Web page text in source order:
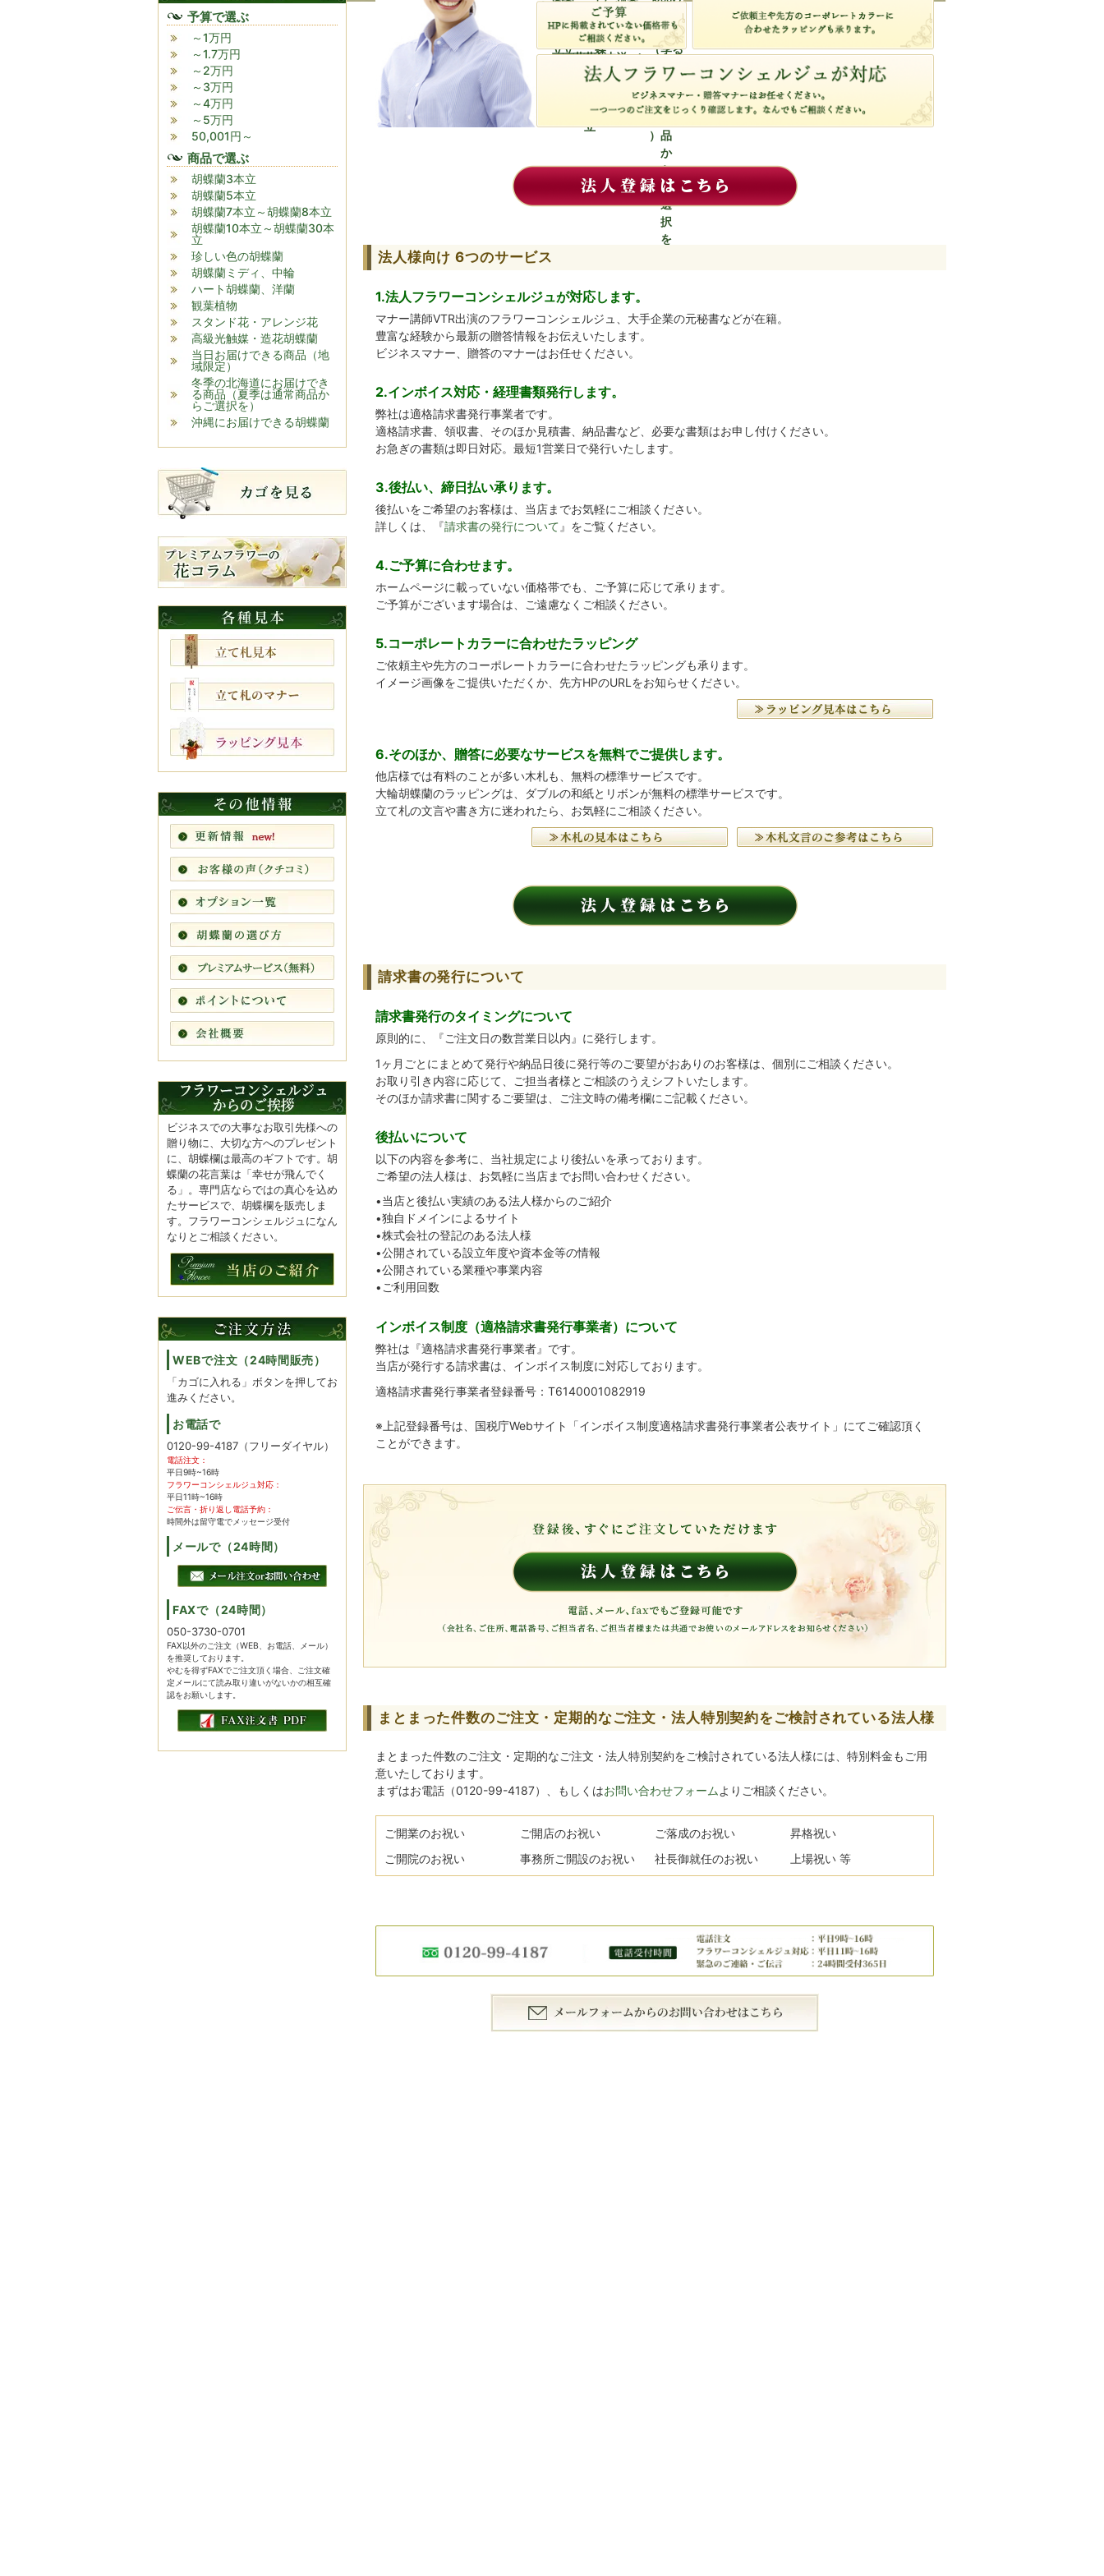
万
円
万
円
万
円
1
円
本
立
本
立
～
胡
蝶
蘭
～
胡
蝶
蘭
3
本
立
の
胡
蝶
蘭
デ
ィ
、
中
輪
蝶
蘭
、
洋
蘭
物
・
ア
レ
ン
ジ
花
品
（
地
域
限
定
）
夏
季
は
通
常
商
品
か
ら
ご
選
択
を
で
き
る
胡
蘭
法人様向け 6つのサービス
1.法人フラワーコンシェルジュが対応します。
マナー講師VTR出演のフラワーコンシェルジュ、大手企業の元秘書などが在籍。
豊富な経験から最新の贈答情報をお伝えいたします。
ビジネスマナー、贈答のマナーはお任せください。
2.インボイス対応・経理書類発行します。
弊社は適格請求書発行事業者です。
適格請求書、領収書、そのほか見積書、納品書など、必要な書類はお申し付けください。
お急ぎの書類は即日対応。最短1営業日で発行いたします。
3.後払い、締日払い承ります。
後払いをご希望のお客様は、当店までお気軽にご相談ください。
詳しくは、『請求書の発行について 』をご覧ください。
4.ご予算に合わせます。
ホームページに載っていない価格帯でも、ご予算に応じて承ります。
ご予算がございます場合は、ご遠慮なくご相談ください。
5.コーポレートカラーに合わせたラッピング
ご依頼主や先方のコーポレートカラーに合わせたラッピングも承ります。
イメージ画像をご提供いただくか、先方HPのURLをお知らせください。
6.そのほか、贈答に必要なサービスを無料でご提供します。
他店様では有料のことが多い木札も、無料の標準サービスです。
大輪胡蝶蘭のラッピングは、ダブルの和紙とリボンが無料の標準サービスです。
立て札の文言や書き方に迷われたら、お気軽にご相談ください。
請求書の発行について
請求書発行のタイミングについて
原則的に、『ご注文日の数営業日以内』に発行します。
1ヶ月ごとにまとめて発行や納品日後に発行等のご要望がおありのお客様は、個別にご相談ください。
お取り引き内容に応じて、ご担当者様とご相談のうえシフトいたします。
そのほか請求書に関するご要望は、ご注文時の備考欄にご記載ください。
後払いについて
以下の内容を参考に、当社規定により後払いを承っております。
ご希望の法人様は、お気軽に当店までお問い合わせください。
•当店と後払い実績のある法人様からのご紹介
•独自ドメインによるサイト
•株式会社の登記のある法人様
•公開されている設立年度や資本金等の情報
•公開されている業種や事業内容
•ご利用回数
インボイス制度（適格請求書発行事業者）について
弊社は『適格請求書発行事業者』です。
当店が発行する請求書は、インボイス制度に対応しております。
適格請求書発行事業者登録番号：T6140001082919
※上記登録番号は、国税庁Webサイト「インボイス制度適格請求書発行事業者公表サイト」にてご確認頂く
ことができます。
まとまった件数のご注文・定期的なご注文・法人特別契約をご検討されている法人様
まとまった件数のご注文・定期的なご注文・法人特別契約をご検討されている法人様には、特別料金もご用
意いたしております。
まずはお電話（0120-99-4187）、もしくはお問い合わせフォーム よりご相談ください。
ご開業のお祝い ご開店のお祝い ご落成のお祝い
昇格祝い
ご開院のお祝い
事務所ご開設のお祝い 社長御就任のお祝い 上場祝い 等
予算で選ぶ
～1万円
～1.7万円
～2万円
～3万円
～4万円
～5万円
50,001円～
商品で選ぶ
胡蝶蘭3本立
胡蝶蘭5本立
胡蝶蘭7本立～胡蝶蘭8本立
胡蝶蘭10本立～胡蝶蘭30本
立
珍しい色の胡蝶蘭
胡蝶蘭ミディ、中輪
ハート胡蝶蘭、洋蘭
観葉植物
スタンド花・アレンジ花
高級光触媒・造花胡蝶蘭
当日お届けできる商品（地
域限定）
冬季の北海道にお届けでき
る商品（夏季は通常商品か
らご選択を）
沖縄にお届けできる胡蝶蘭
ビジネスでの大事なお取引先様への
贈り物に、大切な方へのプレゼント
に、胡蝶欄は最高のギフトです。胡
蝶蘭の花言葉は「幸せが飛んでく
る」。専門店ならではの真心を込め
たサービスで、胡蝶欄を販売しま
す。フラワーコンシェルジュになん
なりとご相談ください。
WEBで注文（24時間販売）
「カゴに入れる」ボタンを押してお
進みください。
お電話で
0120-99-4187 （フリーダイヤル）
電話注文：
平日9時~16時
フラワーコンシェルジュ対応：
平日11時~16時
ご伝言・折り返し電話予約：
時間外は留守電でメッセージ受付
メールで（24時間）
FAXで（24時間）
050-3730-0701
FAX以外のご注文（WEB、お電話、メール）
を推奨しております。
やむを得ずFAXでご注文頂く場合、ご注文確
定メールにて読み取り違いがないかの相互確
認をお願いします。